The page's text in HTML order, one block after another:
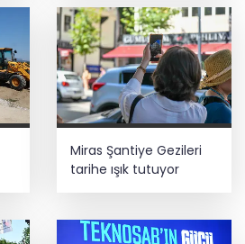
Miras Şantiye Gezileri
tarihe ışık tutuyor